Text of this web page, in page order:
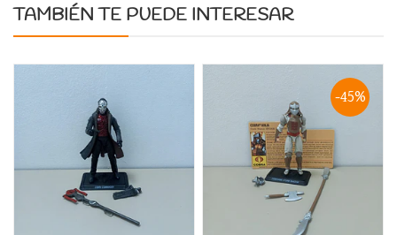
TAMBIÉN TE PUEDE INTERESAR
-45%